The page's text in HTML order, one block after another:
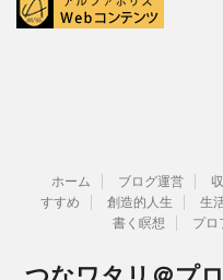
ホーム ブログ運営
すすめ
創造的人生 生
書く瞑想
プロ